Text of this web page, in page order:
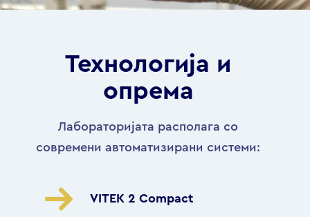
Технологија и
опрема
Лабораторијата располага со
современи автоматизирани системи:
VITEK 2 Compact